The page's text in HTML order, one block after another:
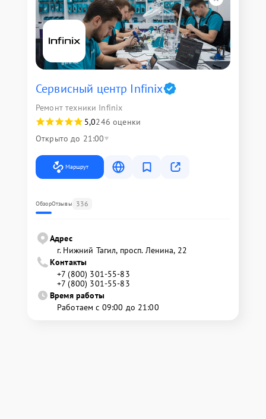
Сервисный центр Infinix
Ремонт техники Infinix
5,0246 оценки
Открыто до 21:00
Маршрут
ОбзорОтзывы 336
Адрес
г. Нижний Тагил, просп. Ленина, 22
Контакты
+7 (800) 301-55-83
+7 (800) 301-55-83
Время работы
Работаем с 09:00 до 21:00